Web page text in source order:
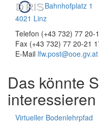
Bahnhofplatz 1
4021 Linz
Telefon (+43 732) 77 20-
Fax (+43 732) 77 20-21
E-Mail lfw.post@ooe.gv.at
Das könnte
interessieren
Virtueller Bodenlehrpfad